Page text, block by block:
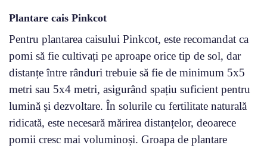
Plantare cais Pinkcot
Pentru plantarea caisului Pinkcot, este recomandat ca
pomi să fie cultivați pe aproape orice tip de sol, dar
distanțe între rânduri trebuie să fie de minimum 5x5
metri sau 5x4 metri, asigurând spațiu suficient pentru
lumină și dezvoltare. În solurile cu fertilitate naturală
ridicată, este necesară mărirea distanțelor, deoarece
pomii cresc mai voluminoși. Groapa de plantare